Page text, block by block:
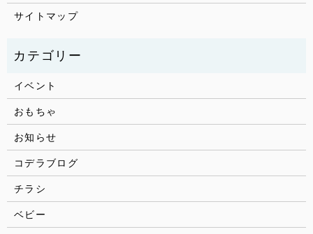
サイトマップ
イベント
おもちゃ
お知らせ
コデラブログ
チラシ
ベビー